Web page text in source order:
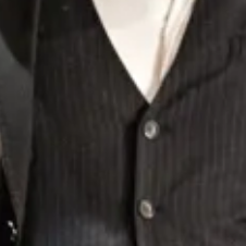
dans
Les Particules
dans une
de Julien Gosselin.
Barou-Crossman
Duende